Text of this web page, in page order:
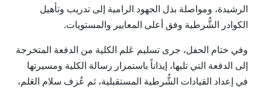
الرشيدة، ومواصلة بذل الجهود الرامية إلى تدريب وتأهيل
الكوادر الشُّرطية وفق أعلى المعايير والمستويات.
وفي ختام الحفل، جرى تسليم عَلم الكلية من الدفعة المتخرجة
إلى الدفعة التي تليها، إيذاناً باستمرار رسالة الكلية ومسيرتها
في إعداد القيادات الشُّرطية المستقبلية، ثم عُزف سلام العَلم،